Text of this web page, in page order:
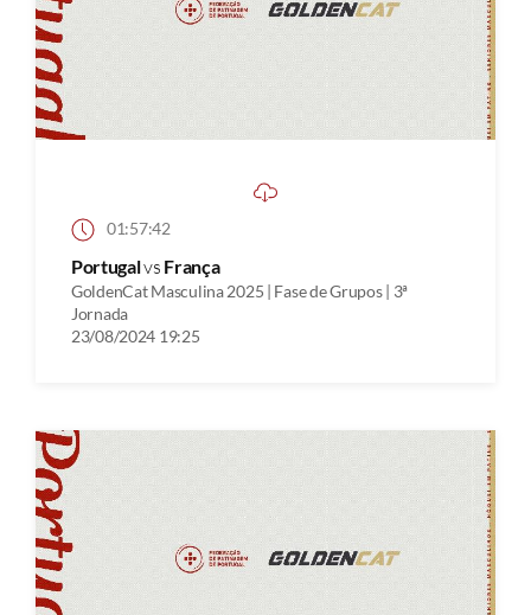
01:57:42
Portugalvs França
GoldenCat Masculina 2025 | Fase de Grupos | 3ª
Jornada
23/08/2024 19:25